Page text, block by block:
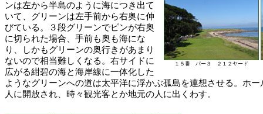
１５番 パー３ ２１２ヤード
ンは左から半島のように海につき出て
いて、グリーンは左手前から右奥に伸
びている。３段グリーンでピンが右奥
に切られた場合、手前も奥も海にな
り、しかもグリーンの奥行きがあまり
ないので相当難しくなる。右サイドに
広がる紺碧の海と海岸線に一体化した
ようなグリーンへの道は太平洋に浮かぶ孤島を連想させる。ホ
人に開放され、時々観光客とか地元の人に出くわす。